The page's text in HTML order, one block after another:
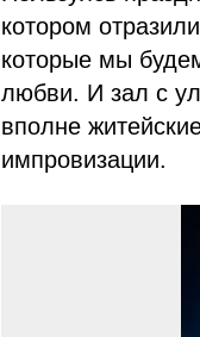
котором
которые мы
любви. И зал с
вполне
импровизации.